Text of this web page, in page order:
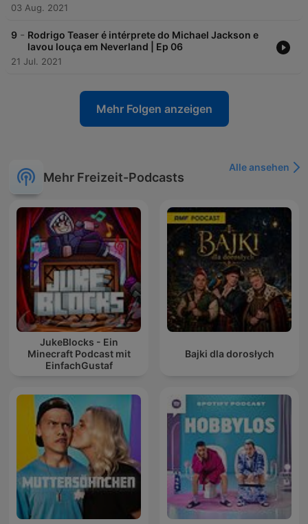
03 Aug. 2021
9 - Rodrigo Teaser é intérprete do Michael Jackson e
lavou louça em Neverland | Ep 06
21 Jul. 2021
Mehr Folgen anzeigen
Mehr Freizeit-Podcasts
Alle ansehen
JukeBlocks - Ein
Minecraft Podcast mit
EinfachGustaf
Bajki dla dorosłych